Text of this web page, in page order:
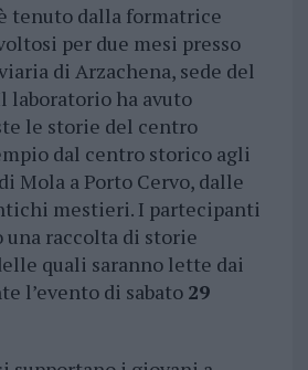
tenuto dalla formatrice
per due mesi presso
di Arzachena, sede del
laboratorio ha avuto
le storie del centro
dal centro storico agli
Mola a Porto Cervo, dalle
mestieri. I partecipanti
raccolta di storie
quali saranno lette dai
l’evento di sabato 29